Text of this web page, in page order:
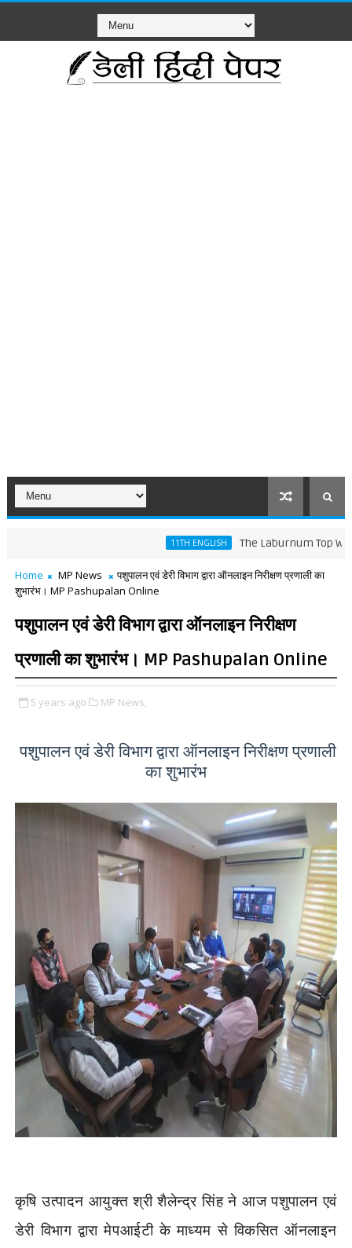
11TH ENGLISH The Laburnum Top Words
Home MP News
पशुपालन एवं डेरी विभाग द्वारा ऑनलाइन निरीक्षण प्रणाली का
शुभारंभ। MP Pashupalan Online
पशुपालन एवं डेरी विभाग द्वारा ऑनलाइन निरीक्षण
प्रणाली का शुभारंभ। MP Pashupalan Online
5 years ago MP News,
पशुपालन एवं डेरी विभाग द्वारा ऑनलाइन निरीक्षण प्रणाली
का शुभारंभ
कृषि उत्पादन आयुक्त श्री शैलेन्द्र सिंह ने आज पशुपालन एवं
डेरी विभाग द्वारा मेपआईटी के माध्यम से विकसित ऑनलाइन